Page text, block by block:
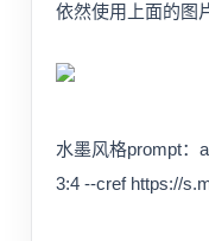
依然使用上面的图
水墨风格prompt：
3:4 --cref https://